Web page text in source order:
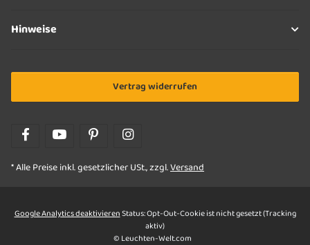
Hinweise
Vertrag widerrufen
* Alle Preise inkl. gesetzlicher USt., zzgl.Versand
Google Analytics deaktivierenStatus: Opt-Out-Cookie ist nicht gesetzt (Tracking
aktiv)
© Leuchten-Welt.com